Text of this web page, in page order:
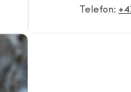
Telefon: